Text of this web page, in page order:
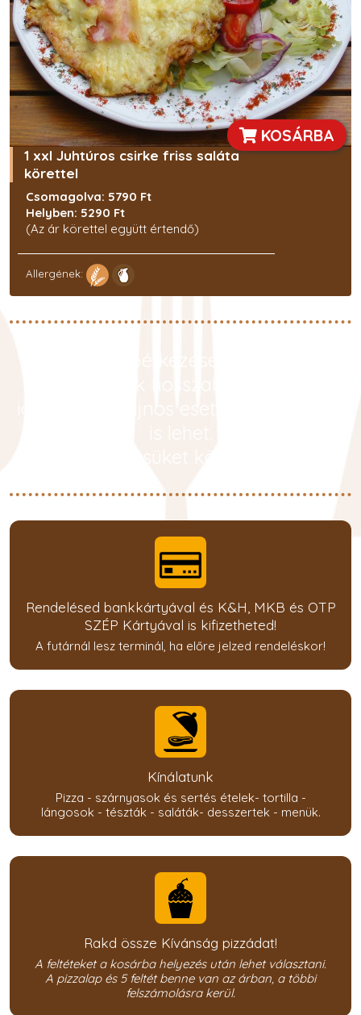
KOSÁRBA
1 xxl Juhtúros csirke friss saláta
körettel
Csomagolva: 5790 Ft
Helyben: 5290 Ft
(Az ár körettel együtt értendő)
Allergének:
Rendelésed bankkártyával és K&H, MKB és OTP
SZÉP Kártyával is kifizetheted!
A futárnál lesz terminál, ha előre jelzed rendeléskor!
Kínálatunk
Pizza - szárnyasok és sertés ételek- tortilla -
lángosok - tészták - saláták- desszertek - menük.
Rakd össze Kívánság pizzádat!
A feltéteket a kosárba helyezés után lehet választani.
A pizzalap és 5 feltét benne van az árban, a többi
felszámolásra kerül.